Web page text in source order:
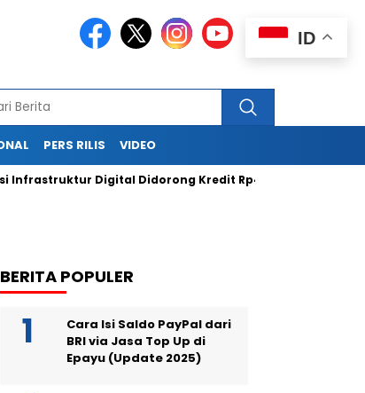
PERS RILIS VIDEO
Digital Didorong Kredit Rp400 Miliar TOWR dari ICBC
BERITA POPULER
Cara Isi Saldo PayPal dari
BRI via Jasa Top Up di
Epayu (Update 2025)
ID